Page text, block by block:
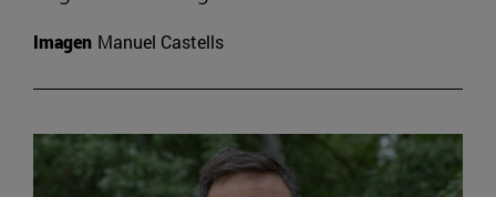
Imagen Manuel Castells